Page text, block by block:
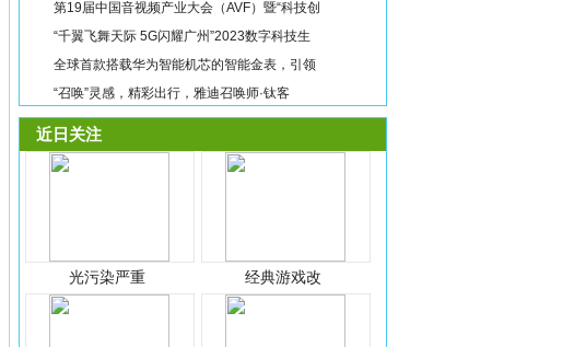
第19届中国音视频产业大会（AVF）暨“科技创
“千翼飞舞天际 5G闪耀广州”2023数字科技生
全球首款搭载华为智能机芯的智能金表，引领
“召唤”灵感，精彩出行，雅迪召唤师·钛客
近日关注
光污染严重 经典游戏改